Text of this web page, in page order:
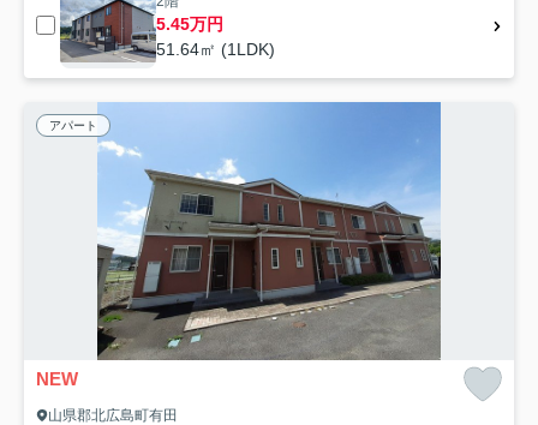
5.45万円
51.64㎡ (1LDK)
アパート
NEW
山県郡北広島町有田